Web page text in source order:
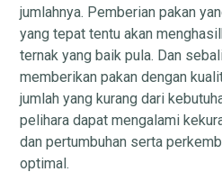
jumlahnya. Pemberian pakan
yang tepat tentu akan
ternak yang baik pula. Dan
memberikan pakan dengan
jumlah yang kurang dari
pelihara dapat mengalami
dan pertumbuhan serta
optimal.